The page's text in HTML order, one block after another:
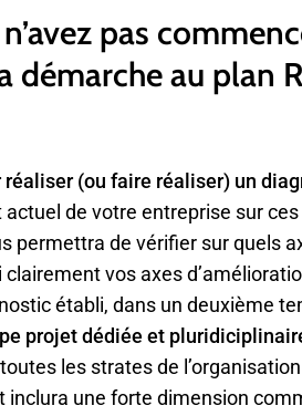
pas
démarche au plan
(ou faire réaliser) un
actuel de votre entreprise sur
permettra de vérifier sur quels
vos axes
établi, dans un deuxième
projet dédiée et
les strates de
inclura une forte dimension